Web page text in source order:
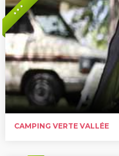
* * *
CAMPING VERTE VALLÉE